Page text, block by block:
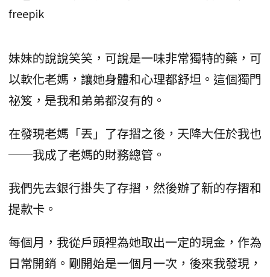
freepik
妹妹的說說笑笑，可說是一味非常獨特的藥，可
以軟化老媽，讓她身體和心理都舒坦。這個獨門
祕笈，是我和弟弟都沒有的。
在發現老媽「丟」了存摺之後，天降大任於我也
──我成了老媽的財務總管。
我們先去銀行掛失了存摺，然後辦了新的存摺和
提款卡。
每個月，我從戶頭裡為她取出一定的現金，作為
日常開銷。剛開始是一個月一次，後來我發現，